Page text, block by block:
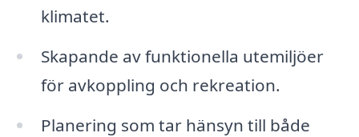
klimatet.
Skapande av funktionella utemiljöer
för avkoppling och rekreation.
Planering som tar hänsyn till både